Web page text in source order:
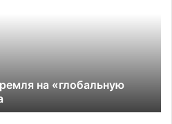
на «глобальную